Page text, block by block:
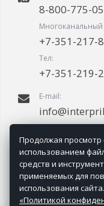
8-800-775-
Многоканальный
+7-351-217-
Тел:
+7-351-219-
E-mail:
09.00-18.00
Продолжая просмотр
использованием
средств и
применяемых для
использования
«Политикой